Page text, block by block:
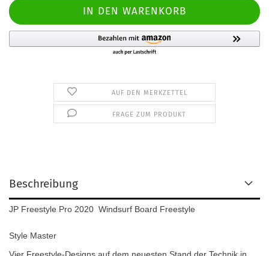
AUF DEN MERKZETTEL
FRAGE ZUM PRODUKT
Beschreibung
JP Freestyle Pro 2020 Windsurf Board Freestyle
Style Master